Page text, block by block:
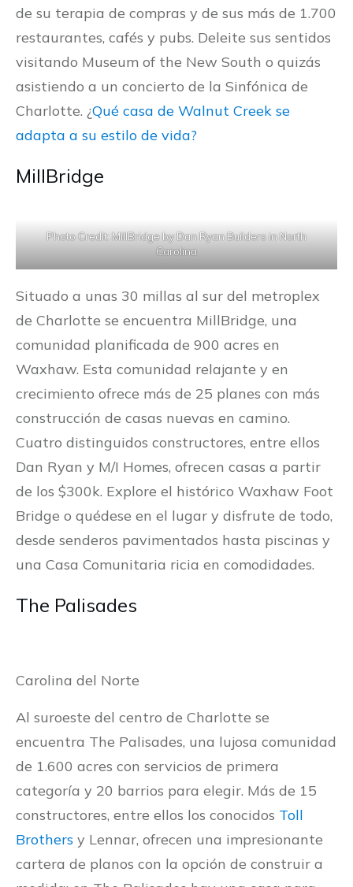
de su terapia de compras y de sus más de 1.700
restaurantes, cafés y pubs. Deleite sus sentidos
visitando Museum of the New South o quizás
asistiendo a un concierto de la Sinfónica de
Charlotte. ¿Qué casa de Walnut Creek se
adapta a su estilo de vida?
MillBridge
Photo Credit: MillBridge by Dan Ryan Builders in North
Carolina
Situado a unas 30 millas al sur del metroplex
de Charlotte se encuentra MillBridge, una
comunidad planificada de 900 acres en
Waxhaw. Esta comunidad relajante y en
crecimiento ofrece más de 25 planes con más
construcción de casas nuevas en camino.
Cuatro distinguidos constructores, entre ellos
Dan Ryan y M/I Homes, ofrecen casas a partir
de los $300k. Explore el histórico Waxhaw Foot
Bridge o quédese en el lugar y disfrute de todo,
desde senderos pavimentados hasta piscinas y
una Casa Comunitaria ricia en comodidades.
The Palisades
Carolina del Norte
Al suroeste del centro de Charlotte se
encuentra The Palisades, una lujosa comunidad
de 1.600 acres con servicios de primera
categoría y 20 barrios para elegir. Más de 15
constructores, entre ellos los conocidos Toll
Brothers y Lennar, ofrecen una impresionante
cartera de planos con la opción de construir a